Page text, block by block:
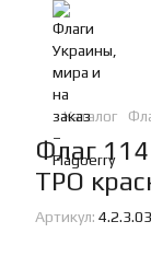
Каталог
Флаг
ТРО
Артикул: